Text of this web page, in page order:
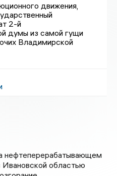
движения,
2-й
думы из самой гущи
Владимирской
нефтеперерабатывающем
областью